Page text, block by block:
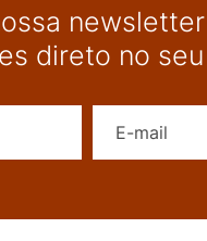
direto no